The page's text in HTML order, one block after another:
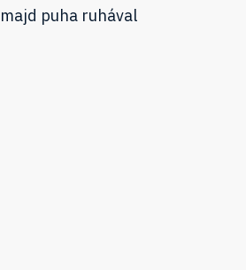
puha ruhával